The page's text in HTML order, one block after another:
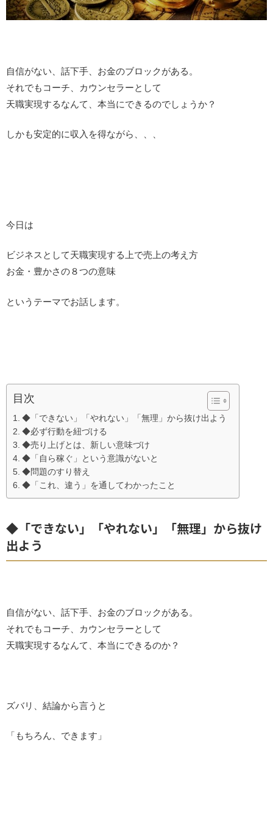
自信がない、話下手、お金のブロックがある。
それでもコーチ、カウンセラーとして
天職実現するなんて、本当にできるのでしょうか？
しかも安定的に収入を得ながら、、、
今日は
ビジネスとして天職実現する上で売上の考え方
お金・豊かさの８つの意味
というテーマでお話します。
目次
◆「できない」「やれない」「無理」から抜け出よう
◆必ず行動を紐づける
◆売り上げとは、新しい意味づけ
◆「自ら稼ぐ」という意識がないと
◆問題のすり替え
◆「これ、違う」を通してわかったこと
◆「できない」「やれない」「無理」から抜け
出よう
自信がない、話下手、お金のブロックがある。
それでもコーチ、カウンセラーとして
天職実現するなんて、本当にできるのか？
ズバリ、結論から言うと
「もちろん、できます」